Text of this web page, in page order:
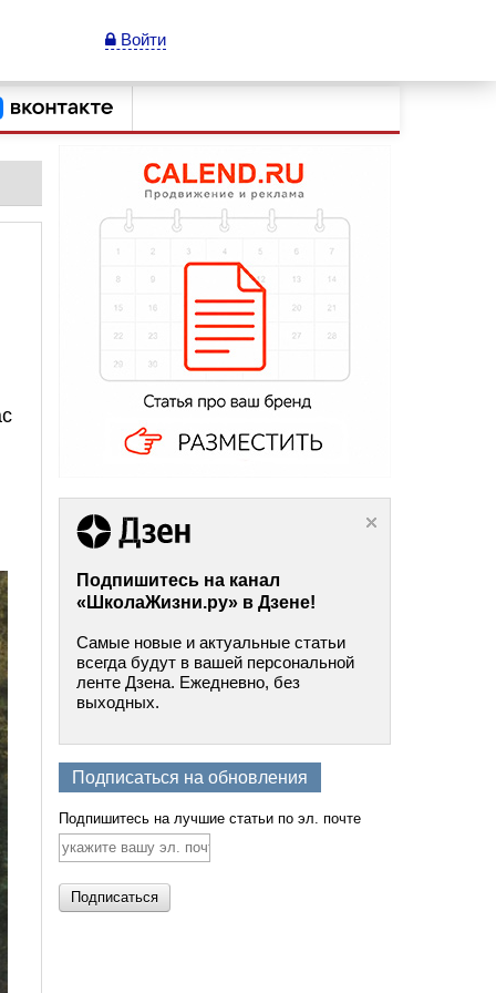
Войти
Подпишитесь на канал
«ШколаЖизни.ру» в Дзене!
Самые новые и актуальные статьи
всегда будут в вашей персональной
ленте Дзена. Ежедневно, без
выходных.
Подписаться на обновления
Подпишитесь на лучшие статьи по эл. почте